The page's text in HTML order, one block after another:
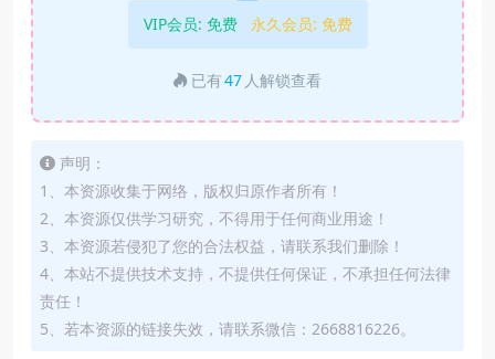
VIP会员: 免费 永久会员: 免费
已有47 人解锁查看
声明：
1、本资源收集于网络，版权归原作者所有！
2、本资源仅供学习研究，不得用于任何商业用途！
3、本资源若侵犯了您的合法权益，请联系我们删除！
4、本站不提供技术支持，不提供任何保证，不承担任何法律
责任！
5、若本资源的链接失效，请联系微信：2668816226。